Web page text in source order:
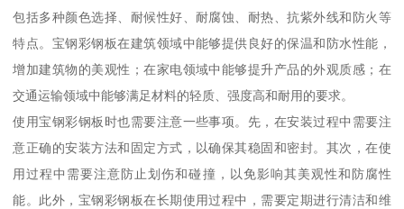
包括多种颜色选择、耐候性好、耐腐蚀、耐热、抗紫外线和防火等
特点。宝钢彩钢板在建筑领域中能够提供良好的保温和防水性能，
增加建筑物的美观性；在家电领域中能够提升产品的外观质感；在
交通运输领域中能够满足材料的轻质、强度高和耐用的要求。
使用宝钢彩钢板时也需要注意一些事项。先，在安装过程中需要注
意正确的安装方法和固定方式，以确保其稳固和密封。其次，在使
用过程中需要注意防止划伤和碰撞，以免影响其美观性和防腐性
能。此外，宝钢彩钢板在长期使用过程中，需要定期进行清洁和维